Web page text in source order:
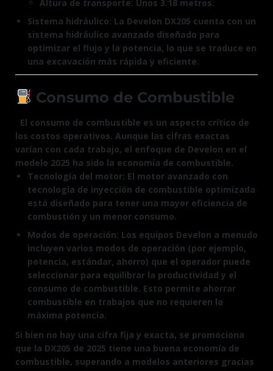
Altura de transporte: Unos 3.18 metros.
Sistema hidráulico: La Develon DX205 cuenta con un
sistema hidráulico avanzado diseñado para
optimizar el flujo y la potencia, lo que se traduce en
una excavación más rápida y eficiente.
Consumo de Combustible
El consumo de combustible es un aspecto crítico de
los costos operativos. Aunque las cifras exactas
varían con cada trabajo, el enfoque de Develon en el
modelo 2025 ha sido la economía de combustible.
Tecnología del motor: El motor avanzado con
tecnología de inyección de combustible optimizada
está diseñado para tener una mayor eficiencia de
combustión y un menor consumo.
Modos de operación: Los equipos Develon a menudo
incluyen varios modos de operación (por ejemplo,
potencia, estándar, ahorro) que el operador puede
seleccionar para equilibrar la productividad y el
consumo de combustible. Esto permite ahorrar
combustible en trabajos que no requieren la
máxima potencia.
Si bien no hay una cifra fija y exacta, se promociona
que la DX205 de 2025 tiene una buena economía de
combustible, superando a modelos anteriores gracias